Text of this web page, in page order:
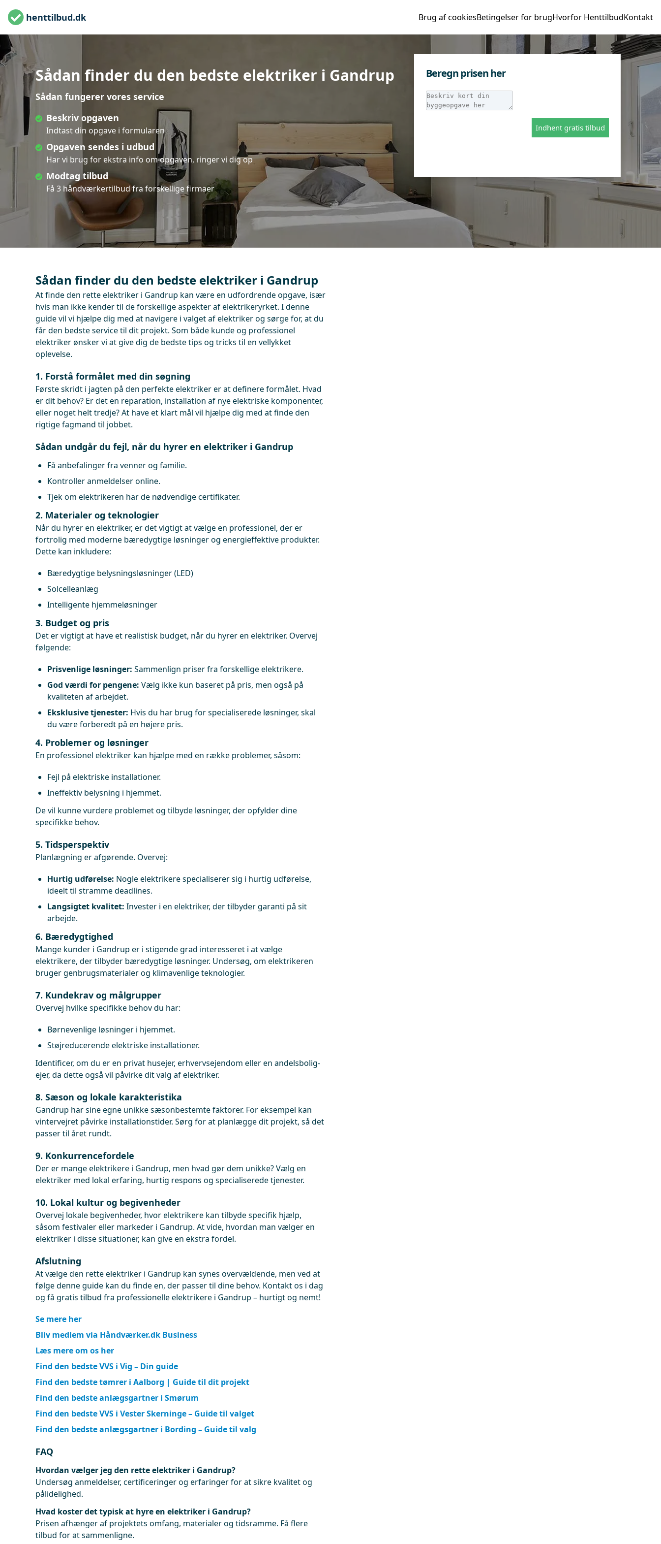
henttilbud.dk Brug af cookiesBetingelser for brugHvorfor HenttilbudKontakt
Sådan finder du den bedste elektriker i Gandrup
Sådan fungerer vores service
Beskriv opgaven
Indtast din opgave i formularen
Opgaven sendes i udbud
Har vi brug for ekstra info om opgaven, ringer vi dig op
Modtag tilbud
Få 3 håndværkertilbud fra forskellige firmaer
Beregn prisen her
Indhent gratis tilbud
Sådan finder du den bedste elektriker i Gandrup
At finde den rette elektriker i Gandrup kan være en udfordrende opgave, især
hvis man ikke kender til de forskellige aspekter af elektrikeryrket. I denne
guide vil vi hjælpe dig med at navigere i valget af elektriker og sørge for, at du
får den bedste service til dit projekt. Som både kunde og professionel
elektriker ønsker vi at give dig de bedste tips og tricks til en vellykket
oplevelse.
1. Forstå formålet med din søgning
Første skridt i jagten på den perfekte elektriker er at definere formålet. Hvad
er dit behov? Er det en reparation, installation af nye elektriske komponenter,
eller noget helt tredje? At have et klart mål vil hjælpe dig med at finde den
rigtige fagmand til jobbet.
Sådan undgår du fejl, når du hyrer en elektriker i Gandrup
Få anbefalinger fra venner og familie.
Kontroller anmeldelser online.
Tjek om elektrikeren har de nødvendige certifikater.
2. Materialer og teknologier
Når du hyrer en elektriker, er det vigtigt at vælge en professionel, der er
fortrolig med moderne bæredygtige løsninger og energieffektive produkter.
Dette kan inkludere:
Bæredygtige belysningsløsninger (LED)
Solcelleanlæg
Intelligente hjemmeløsninger
3. Budget og pris
Det er vigtigt at have et realistisk budget, når du hyrer en elektriker. Overvej
følgende:
Prisvenlige løsninger: Sammenlign priser fra forskellige elektrikere.
God værdi for pengene: Vælg ikke kun baseret på pris, men også på
kvaliteten af arbejdet.
Eksklusive tjenester: Hvis du har brug for specialiserede løsninger, skal
du være forberedt på en højere pris.
4. Problemer og løsninger
En professionel elektriker kan hjælpe med en række problemer, såsom:
Fejl på elektriske installationer.
Ineffektiv belysning i hjemmet.
De vil kunne vurdere problemet og tilbyde løsninger, der opfylder dine
specifikke behov.
5. Tidsperspektiv
Planlægning er afgørende. Overvej:
Hurtig udførelse: Nogle elektrikere specialiserer sig i hurtig udførelse,
ideelt til stramme deadlines.
Langsigtet kvalitet: Invester i en elektriker, der tilbyder garanti på sit
arbejde.
6. Bæredygtighed
Mange kunder i Gandrup er i stigende grad interesseret i at vælge
elektrikere, der tilbyder bæredygtige løsninger. Undersøg, om elektrikeren
bruger genbrugsmaterialer og klimavenlige teknologier.
7. Kundekrav og målgrupper
Overvej hvilke specifikke behov du har:
Børnevenlige løsninger i hjemmet.
Støjreducerende elektriske installationer.
Identificer, om du er en privat husejer, erhvervsejendom eller en andelsbolig-
ejer, da dette også vil påvirke dit valg af elektriker.
8. Sæson og lokale karakteristika
Gandrup har sine egne unikke sæsonbestemte faktorer. For eksempel kan
vintervejret påvirke installationstider. Sørg for at planlægge dit projekt, så det
passer til året rundt.
9. Konkurrencefordele
Der er mange elektrikere i Gandrup, men hvad gør dem unikke? Vælg en
elektriker med lokal erfaring, hurtig respons og specialiserede tjenester.
10. Lokal kultur og begivenheder
Overvej lokale begivenheder, hvor elektrikere kan tilbyde specifik hjælp,
såsom festivaler eller markeder i Gandrup. At vide, hvordan man vælger en
elektriker i disse situationer, kan give en ekstra fordel.
Afslutning
At vælge den rette elektriker i Gandrup kan synes overvældende, men ved at
følge denne guide kan du finde en, der passer til dine behov. Kontakt os i dag
og få gratis tilbud fra professionelle elektrikere i Gandrup – hurtigt og nemt!
Se mere her
Bliv medlem via Håndværker.dk Business
Læs mere om os her
Find den bedste VVS i Vig – Din guide
Find den bedste tømrer i Aalborg | Guide til dit projekt
Find den bedste anlægsgartner i Smørum
Find den bedste VVS i Vester Skerninge – Guide til valget
Find den bedste anlægsgartner i Bording – Guide til valg
FAQ
Hvordan vælger jeg den rette elektriker i Gandrup?
Undersøg anmeldelser, certificeringer og erfaringer for at sikre kvalitet og
pålidelighed.
Hvad koster det typisk at hyre en elektriker i Gandrup?
Prisen afhænger af projektets omfang, materialer og tidsramme. Få flere
tilbud for at sammenligne.